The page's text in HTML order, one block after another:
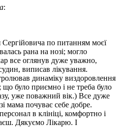
:
Сергійовича по питанням моєї
рана на нозі; могло
все оглянув дуже уважно,
виписав лікування.
динаміку виздоровлення
було приємно і не треба було
уже поважний вік.) Все дуже
мама почуває себе добре.
в клініці, комфортно і
Дякуємо Лікарю. І